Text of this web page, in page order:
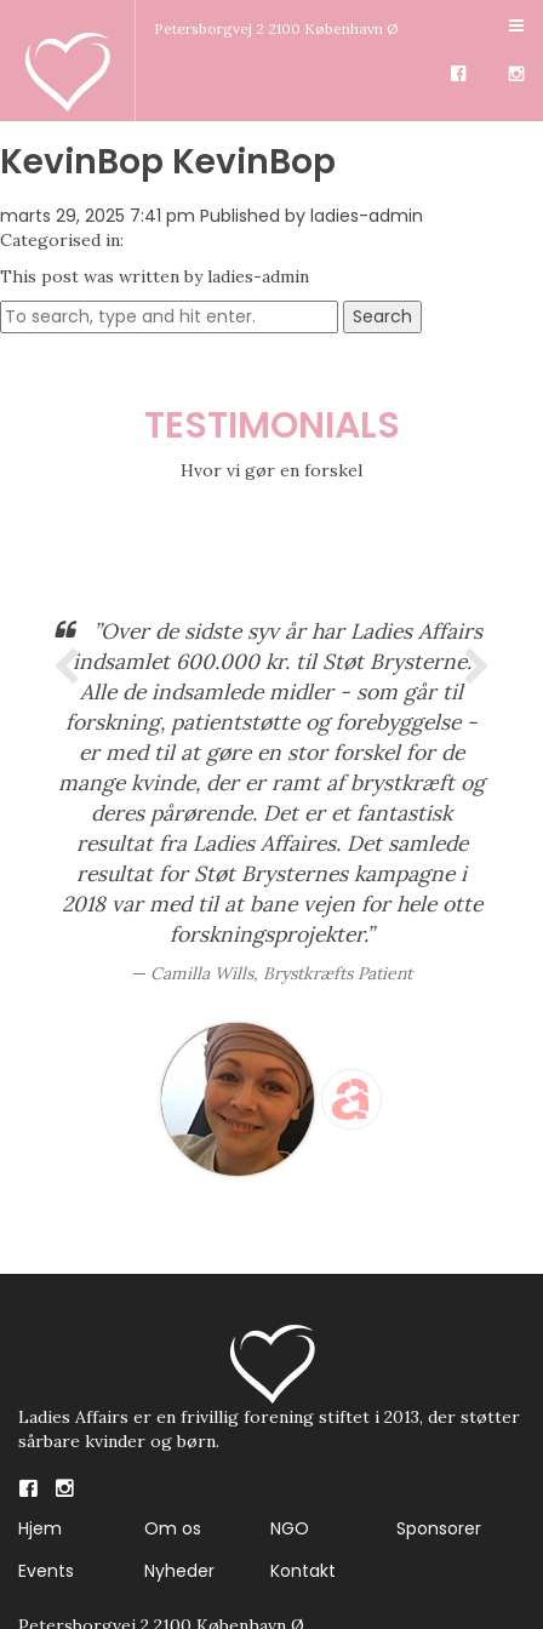
Petersborgvej 2 2100 København Ø
KevinBop KevinBop
marts 29, 2025 7:41 pm Published by ladies-admin
Categorised in:
This post was written by ladies-admin
Search
TESTIMONIALS
Hvor vi gør en forskel
”Over de sidste syv år har Ladies Affairs
indsamlet 600.000 kr. til Støt Brysterne.
Alle de indsamlede midler - som går til
forskning, patientstøtte og forebyggelse -
er med til at gøre en stor forskel for de
mange kvinde, der er ramt af brystkræft og
deres pårørende. Det er et fantastisk
resultat fra Ladies Affaires. Det samlede
resultat for Støt Brysternes kampagne i
2018 var med til at bane vejen for hele otte
forskningsprojekter.”
Camilla Wills, Brystkræfts Patient
Ladies Affairs er en frivillig forening stiftet i 2013, der støtter
sårbare kvinder og børn.
Hjem Om os NGO
Sponsorer
Events
Nyheder Kontakt